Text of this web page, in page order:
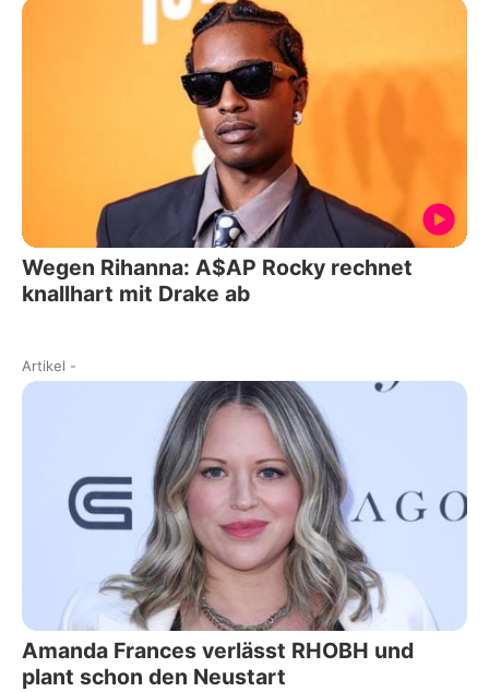
Wegen Rihanna: A$AP Rocky rechnet
knallhart mit Drake ab
Artikel -
Amanda Frances verlässt RHOBH und
plant schon den Neustart